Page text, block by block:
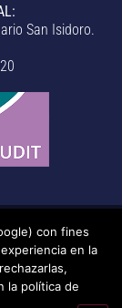
San Isidoro.
adscrito a la
legal, política de
código de
con fines
en la
la política de